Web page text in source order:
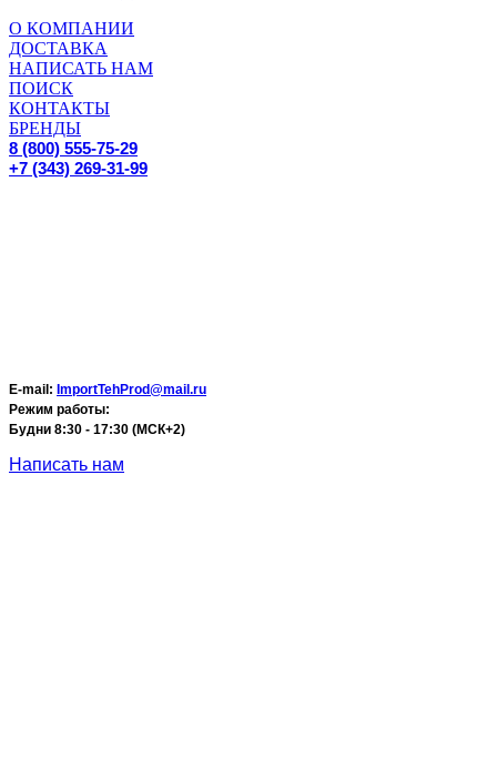
О КОМПАНИИ
ДОСТАВКА
НАПИСАТЬ НАМ
ПОИСК
КОНТАКТЫ
БРЕНДЫ
8 (800) 555-75-29
+7 (343) 269-31-99
E-mail: ImportTehProd@mail.ru
Режим работы:
Будни 8:30 - 17:30 (МСК+2)
Написать нам